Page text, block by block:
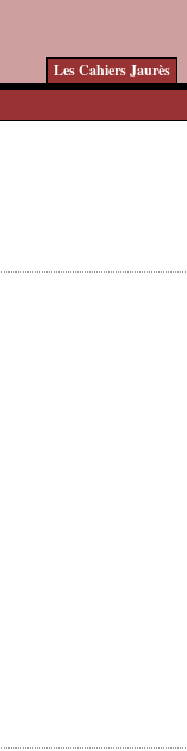
Les Cahiers Jaurès